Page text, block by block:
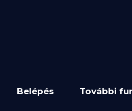
Belépés További